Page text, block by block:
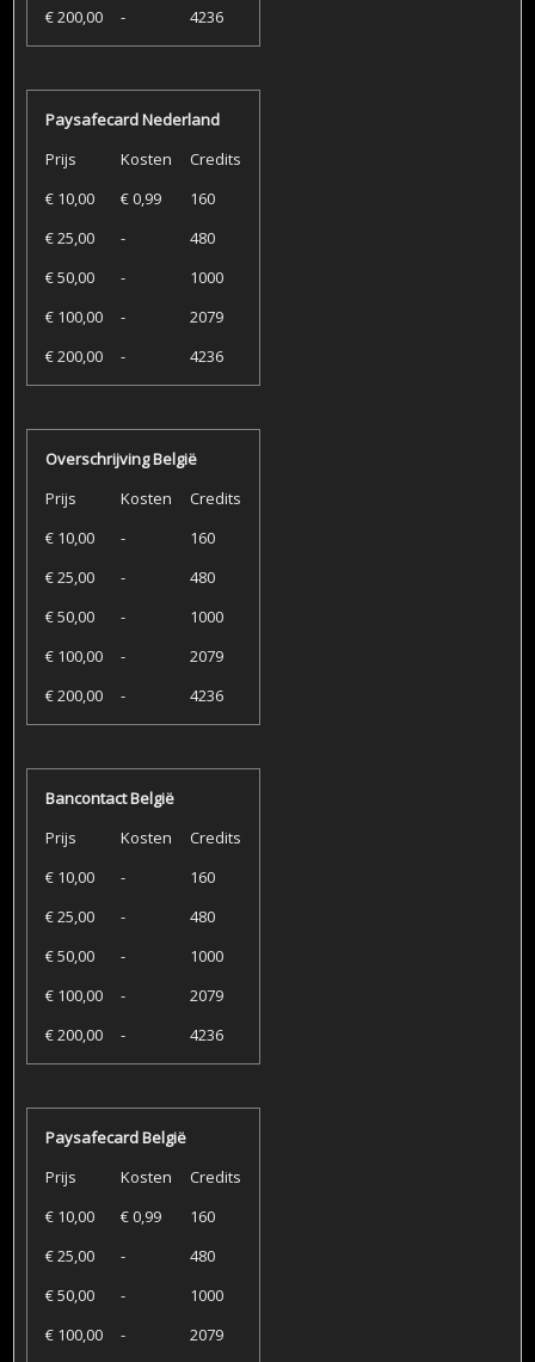
€ 200,00
- 4236
Paysafecard Nederland
Prijs
Kosten
Credits
€ 10,00
€ 0,99
160
€ 25,00
-
480
€ 50,00
-
1000
€ 100,00
-
2079
€ 200,00
- 4236
Overschrijving België
Prijs
Kosten
Credits
€ 10,00
-
160
€ 25,00
-
480
€ 50,00
-
1000
€ 100,00
-
2079
€ 200,00
- 4236
Bancontact België
Prijs
Kosten
Credits
€ 10,00
-
160
€ 25,00
-
480
€ 50,00
-
1000
€ 100,00
-
2079
€ 200,00
- 4236
Paysafecard België
Prijs
Kosten
Credits
€ 10,00
€ 0,99
160
€ 25,00
-
480
€ 50,00
-
1000
€ 100,00
-
2079